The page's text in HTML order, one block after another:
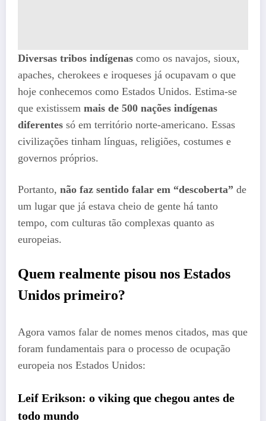
Diversas tribos indígenas como os navajos, sioux,
apaches, cherokees e iroqueses já ocupavam o que
hoje conhecemos como Estados Unidos. Estima-se
que existissem mais de 500 nações indígenas
diferentes só em território norte-americano. Essas
civilizações tinham línguas, religiões, costumes e
governos próprios.
Portanto, não faz sentido falar em “descoberta” de
um lugar que já estava cheio de gente há tanto
tempo, com culturas tão complexas quanto as
europeias.
Quem realmente pisou nos Estados
Unidos primeiro?
Agora vamos falar de nomes menos citados, mas que
foram fundamentais para o processo de ocupação
europeia nos Estados Unidos:
Leif Erikson: o viking que chegou antes de
todo mundo